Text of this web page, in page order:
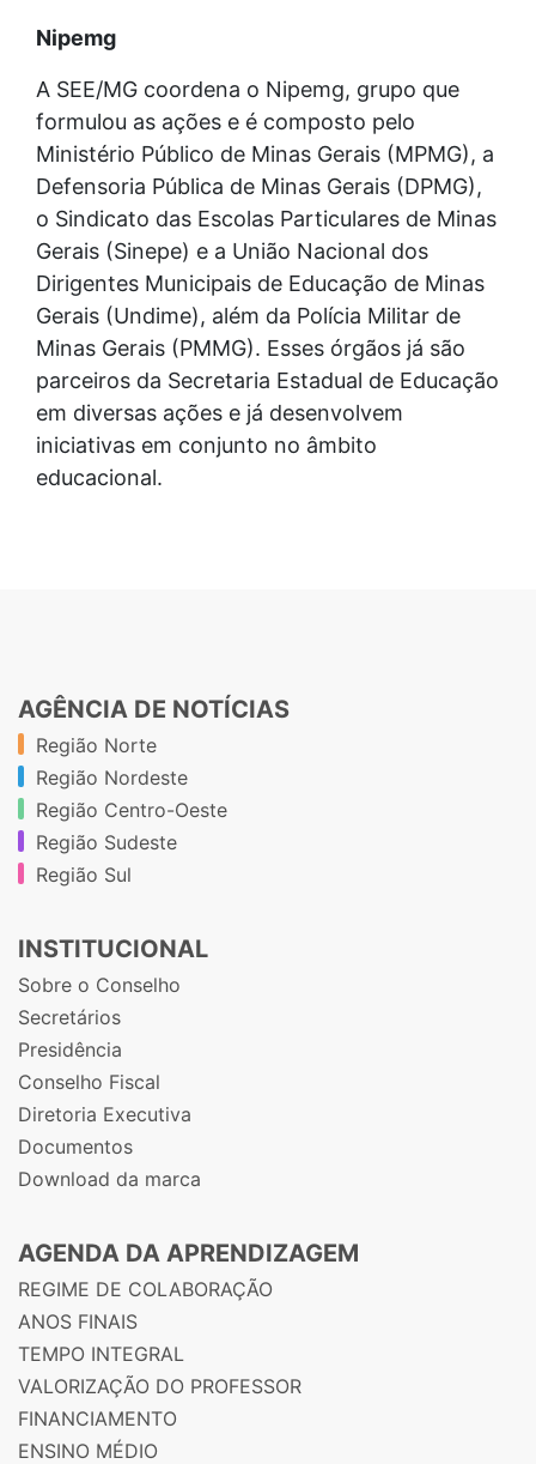
Nipemg
A SEE/MG coordena o Nipemg, grupo que
formulou as ações e é composto pelo
Ministério Público de Minas Gerais (MPMG), a
Defensoria Pública de Minas Gerais (DPMG),
o Sindicato das Escolas Particulares de Minas
Gerais (Sinepe) e a União Nacional dos
Dirigentes Municipais de Educação de Minas
Gerais (Undime), além da Polícia Militar de
Minas Gerais (PMMG). Esses órgãos já são
parceiros da Secretaria Estadual de Educação
em diversas ações e já desenvolvem
iniciativas em conjunto no âmbito
educacional.
AGÊNCIA DE NOTÍCIAS
Região Norte
Região Nordeste
Região Centro-Oeste
Região Sudeste
Região Sul
INSTITUCIONAL
Sobre o Conselho
Secretários
Presidência
Conselho Fiscal
Diretoria Executiva
Documentos
Download da marca
AGENDA DA APRENDIZAGEM
REGIME DE COLABORAÇÃO
ANOS FINAIS
TEMPO INTEGRAL
VALORIZAÇÃO DO PROFESSOR
FINANCIAMENTO
ENSINO MÉDIO